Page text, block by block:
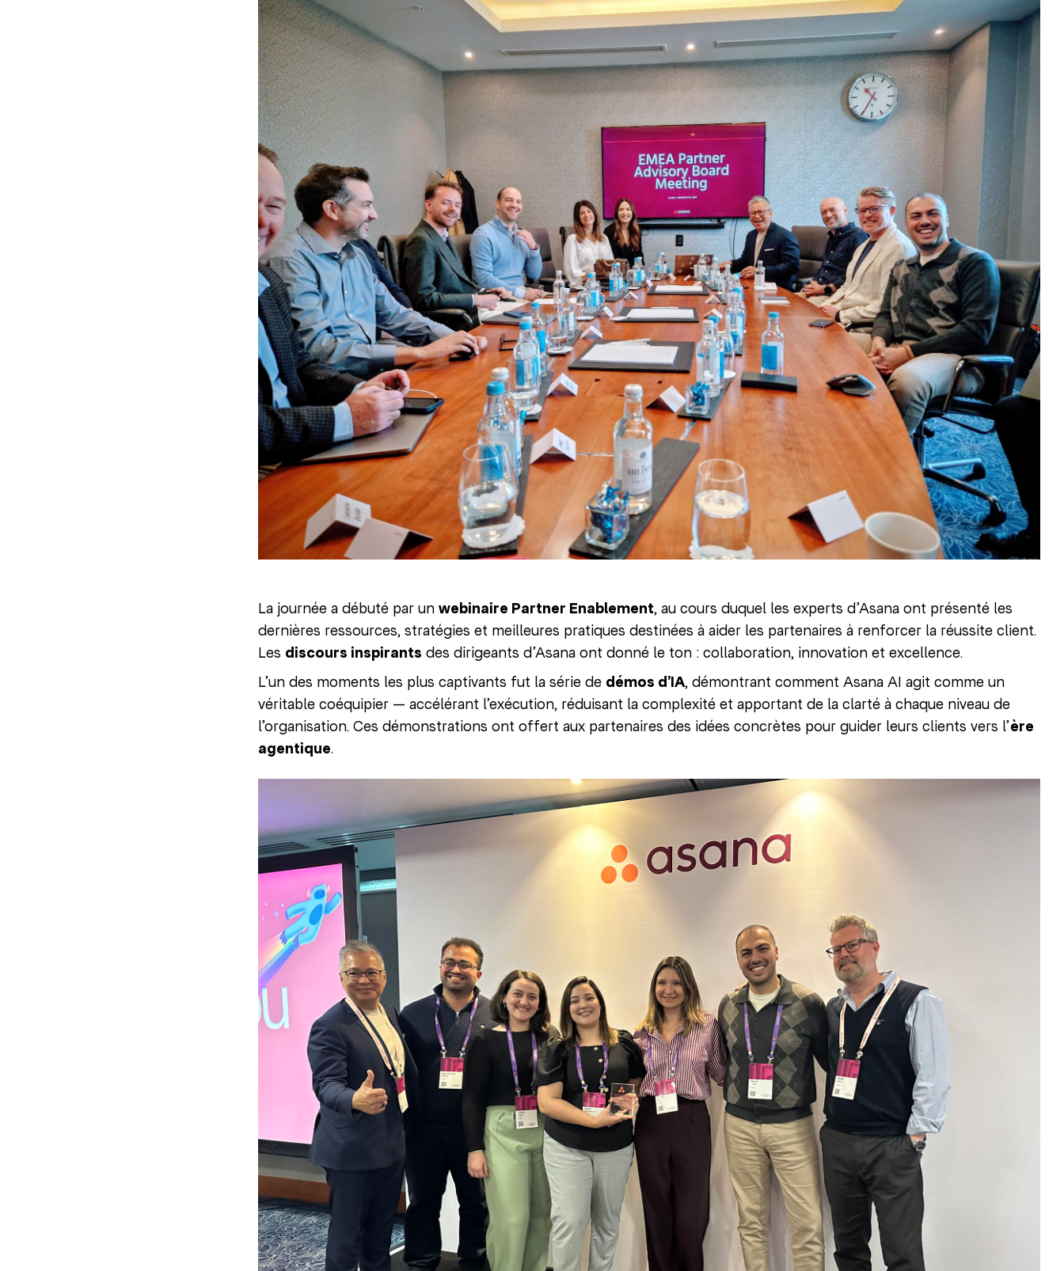
La journée a débuté par un webinaire Partner Enablement, au cours duquel les experts d’Asana ont présenté les
dernières ressources, stratégies et meilleures pratiques destinées à aider les partenaires à renforcer la réussite client.
Les discours inspirants des dirigeants d’Asana ont donné le ton : collaboration, innovation et excellence.
L’un des moments les plus captivants fut la série de démos d’IA, démontrant comment Asana AI agit comme un
véritable coéquipier — accélérant l’exécution, réduisant la complexité et apportant de la clarté à chaque niveau de
l’organisation. Ces démonstrations ont offert aux partenaires des idées concrètes pour guider leurs clients vers l’ère
agentique.